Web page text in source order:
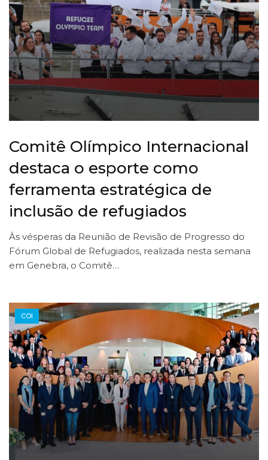
Comitê Olímpico Internacional
destaca o esporte como
ferramenta estratégica de
inclusão de refugiados
Às vésperas da Reunião de Revisão de Progresso do
Fórum Global de Refugiados, realizada nesta semana
em Genebra, o Comitê…
COI